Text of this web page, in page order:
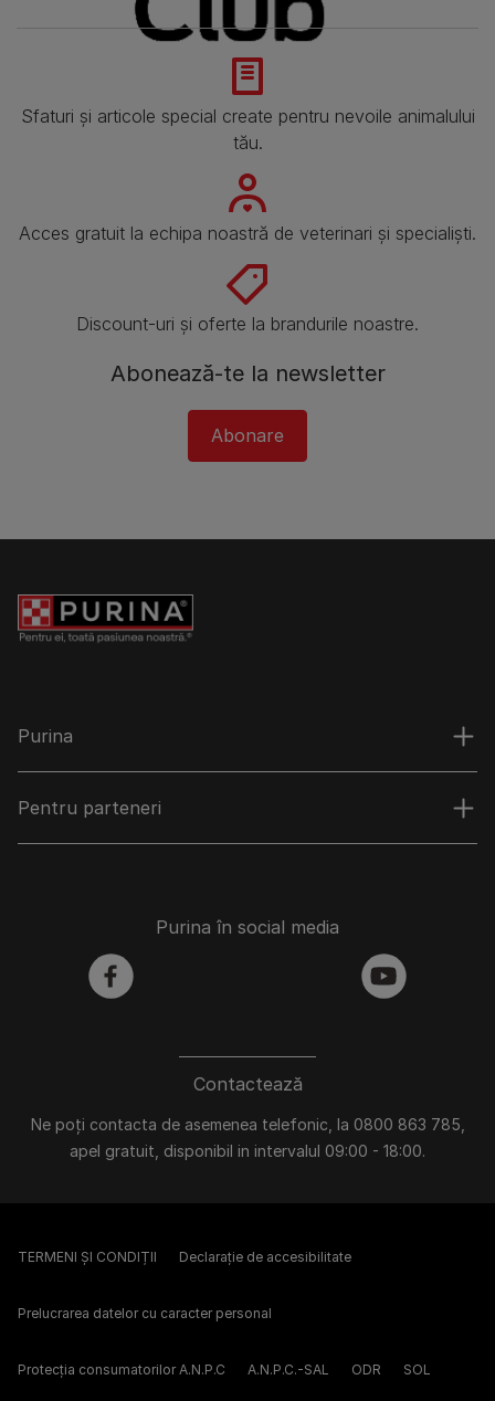
Sfaturi și articole special create pentru nevoile animalului
tău.
Acces gratuit la echipa noastră de veterinari și specialiști.
Discount-uri și oferte la brandurile noastre.
Abonează-te la newsletter
Abonare
Purina
Pentru parteneri
Contactează
Ne poți contacta de asemenea telefonic, la 0800 863 785,
apel gratuit, disponibil in intervalul 09:00 - 18:00.
Purina în social media
facebook youtube
TERMENI ȘI CONDIȚII Declarație de accesibilitate
Prelucrarea datelor cu caracter personal
Protecția consumatorilor A.N.P.C A.N.P.C.-SAL ODR SOL